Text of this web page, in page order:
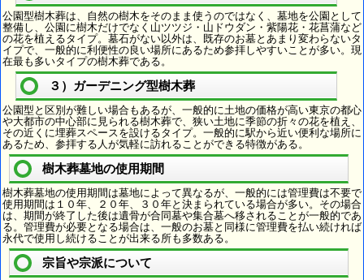
公園型樹木葬は、自然の樹木をそのまま使うのではなく、墓地を公園として
整備し、公園に樹木だけでなく山ツツジ・山ドウダン・紫陽花・花菖蒲など
の花を植えるタイプ。墓石がない以外は、既存のお墓とあまり変わらないタ
イプで、一般的に利便性の良い場所にあるため参拝しやすいことが多い。現
在最も多いタイプの樹木葬である。
３）ガーデニング型樹木葬
公園型と区別が難しい場合もあるが、一般的に土地の価格が高い東京の都心
や大都市の中心部に見られる樹木葬で、狭い土地に季節の折々の花を植え、
その近くに埋葬スペースを設けるタイプ。一般的に駅から近い便利な場所に
あるため、参拝する人が気軽に訪れることができる特徴がある。
樹木葬墓地の使用期間
樹木葬墓地の使用期間は墓地によって異なるが、一般的には管理費は不要で
使用期間は１０年、２０年、３０年と決まられている場合が多い。その場合
は、期間が終了した後は遺骨が合同墓や集合墓へ移されることが一般的であ
る。管理費が必要となる場合は、一般のお墓と同様に管理費を払い続ければ
永代で使用し続けることが出来る所も多数ある。
宗旨や宗派について